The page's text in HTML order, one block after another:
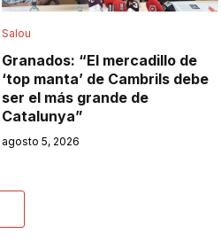
Salou
Granados: “El mercadillo de
‘top manta’ de Cambrils debe
ser el más grande de
Catalunya”
agosto 5, 2026